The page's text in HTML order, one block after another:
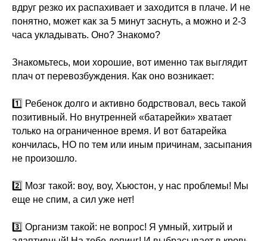
вдруг резко их распахивает и заходится в плаче. И не
понятно, может как за 5 минут заснуть, а можно и 2-3
часа укладывать. Оно? Знакомо?
Знакомьтесь, мои хорошие, вот именно так выглядит
плач от перевозбуждения. Как оно возникает:
1️⃣ Ребенок долго и активно бодрствовал, весь такой
позитивный. Но внутренней «батарейки» хватает
только на ограниченное время. И вот батарейка
кончилась, НО по тем или иным причинам, засыпания
не произошло.
2️⃣ Мозг такой: воу, воу, Хьюстон, у нас проблемы! Мы
еще не спим, а сил уже нет!
3️⃣ Организм такой: не вопрос! Я умный, хитрый и